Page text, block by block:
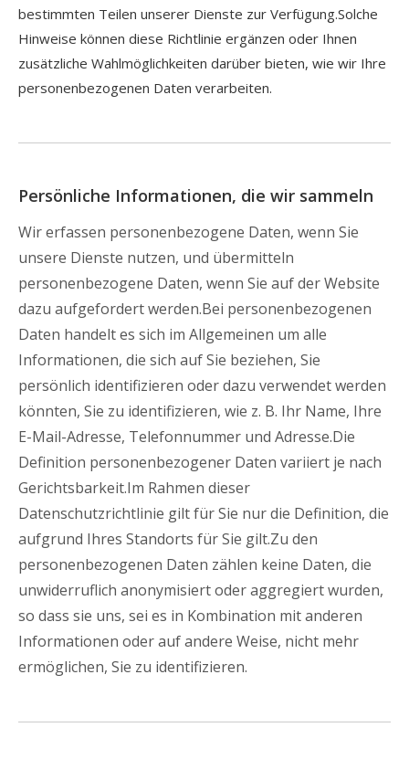
bestimmten Teilen unserer Dienste zur Verfügung.Solche
Hinweise können diese Richtlinie ergänzen oder Ihnen
zusätzliche Wahlmöglichkeiten darüber bieten, wie wir Ihre
personenbezogenen Daten verarbeiten.
Persönliche Informationen, die wir sammeln
Wir erfassen personenbezogene Daten, wenn Sie
unsere Dienste nutzen, und übermitteln
personenbezogene Daten, wenn Sie auf der Website
dazu aufgefordert werden.Bei personenbezogenen
Daten handelt es sich im Allgemeinen um alle
Informationen, die sich auf Sie beziehen, Sie
persönlich identifizieren oder dazu verwendet werden
könnten, Sie zu identifizieren, wie z. B. Ihr Name, Ihre
E-Mail-Adresse, Telefonnummer und Adresse.Die
Definition personenbezogener Daten variiert je nach
Gerichtsbarkeit.Im Rahmen dieser
Datenschutzrichtlinie gilt für Sie nur die Definition, die
aufgrund Ihres Standorts für Sie gilt.Zu den
personenbezogenen Daten zählen keine Daten, die
unwiderruflich anonymisiert oder aggregiert wurden,
so dass sie uns, sei es in Kombination mit anderen
Informationen oder auf andere Weise, nicht mehr
ermöglichen, Sie zu identifizieren.